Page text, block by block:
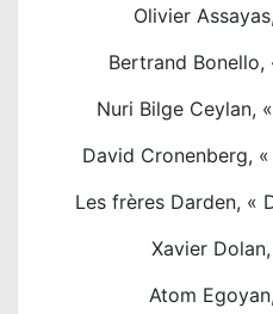
Olivier
Bertrand Bonello,
Nuri Bilge Ceylan,
David Cronenberg,
Les frères Darden, «
Xavier
Atom